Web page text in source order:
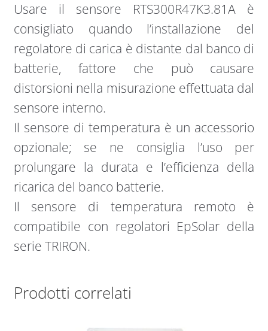
Usare il sensore RTS300R47K3.81A è
consigliato quando l’installazione del
regolatore di carica è distante dal banco di
batterie, fattore che può causare
distorsioni nella misurazione effettuata dal
sensore interno.
Il sensore di temperatura è un accessorio
opzionale; se ne consiglia l’uso per
prolungare la durata e l’efficienza della
ricarica del banco batterie.
Il sensore di temperatura remoto è
compatibile con regolatori EpSolar della
serie TRIRON.
Prodotti correlati